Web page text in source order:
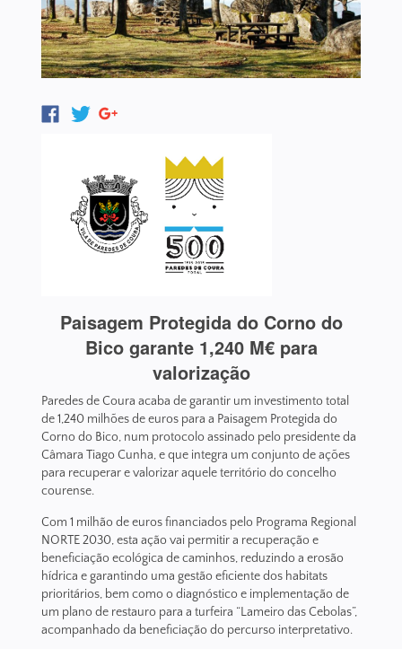
Paisagem Protegida do Corno do
Bico garante 1,240 M€ para
valorização
Paredes de Coura acaba de garantir um investimento total
de 1,240 milhões de euros para a Paisagem Protegida do
Corno do Bico, num protocolo assinado pelo presidente da
Câmara Tiago Cunha, e que integra um conjunto de ações
para recuperar e valorizar aquele território do concelho
courense.
Com 1 milhão de euros financiados pelo Programa Regional
NORTE 2030, esta ação vai permitir a recuperação e
beneficiação ecológica de caminhos, reduzindo a erosão
hídrica e garantindo uma gestão eficiente dos habitats
prioritários, bem como o diagnóstico e implementação de
um plano de restauro para a turfeira “Lameiro das Cebolas”,
acompanhado da beneficiação do percurso interpretativo.